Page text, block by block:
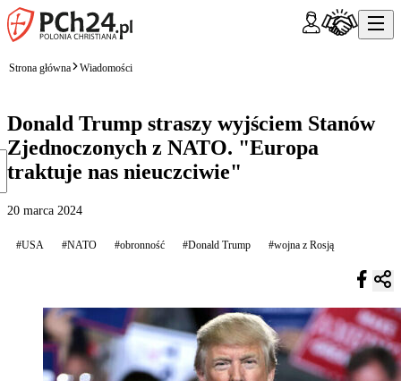
Strona główna Wiadomości
Donald Trump straszy wyjściem Stanów
Zjednoczonych z NATO. "Europa
traktuje nas nieuczciwie"
20 marca 2024
#USA #NATO #obronność #Donald Trump #wojna z Rosją